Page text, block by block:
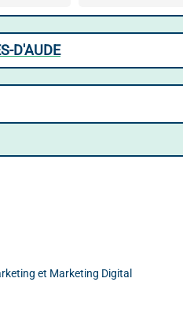
D'AUDE
et Marketing Digital